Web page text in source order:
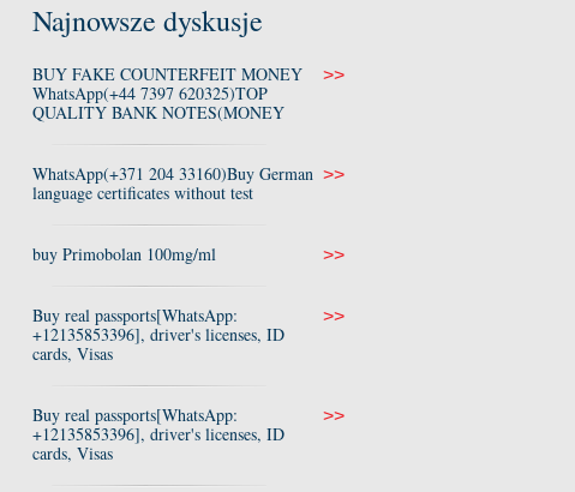
Najnowsze dyskusje
BUY FAKE COUNTERFEIT MONEY
WhatsApp(+44 7397 620325)TOP
QUALITY BANK NOTES(MONEY
>>
WhatsApp(+371 204 33160)Buy German
language certificates without test
>>
buy Primobolan 100mg/ml >>
Buy real passports[WhatsApp:
+12135853396], driver's licenses, ID
cards, Visas
>>
Buy real passports[WhatsApp:
+12135853396], driver's licenses, ID
cards, Visas
>>